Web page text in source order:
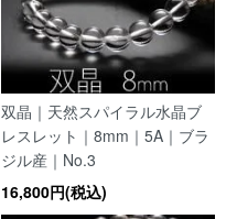
双晶｜天然スパイラル水晶ブ
レスレット｜8mm｜5A｜ブラ
ジル産｜No.3
16,800円(税込)